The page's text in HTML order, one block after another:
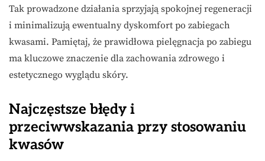
Tak prowadzone działania sprzyjają spokojnej regeneracji
i minimalizują ewentualny dyskomfort po zabiegach
kwasami. Pamiętaj, że prawidłowa pielęgnacja po zabiegu
ma kluczowe znaczenie dla zachowania zdrowego i
estetycznego wyglądu skóry.
Najczęstsze błędy i
przeciwwskazania przy stosowaniu
kwasów